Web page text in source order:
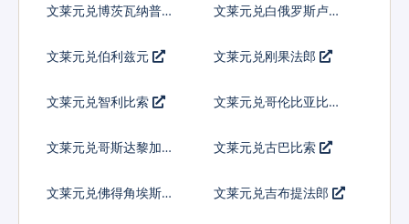
文莱元兑博茨瓦纳普拉 文莱元兑白俄罗斯卢布
文莱元兑伯利兹元 文莱元兑刚果法郎
文莱元兑智利比索 文莱元兑哥伦比亚比索
文莱元兑哥斯达黎加科
文莱元兑古巴比索
文莱元兑佛得角埃斯库
文莱元兑吉布提法郎